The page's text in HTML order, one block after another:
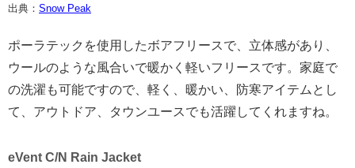
出典： Snow Peak
ポーラテックを使用したボアフリースで、立体感があり、
ウールのような風合いで暖かく軽いフリースです。家庭で
の洗濯も可能ですので、軽く、暖かい、防寒アイテムとし
て、アウトドア、タウンユースでも活躍してくれますね。
eVent C/N Rain Jacket